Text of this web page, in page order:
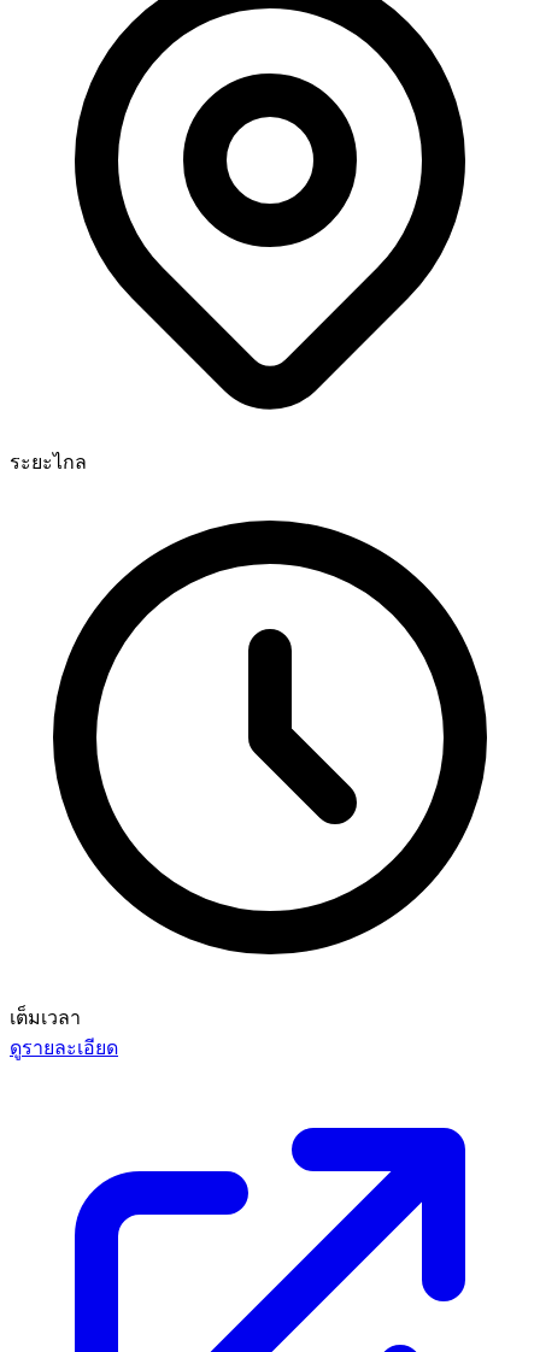
ระยะไกล
เต็มเวลา
ดูรายละเอียด